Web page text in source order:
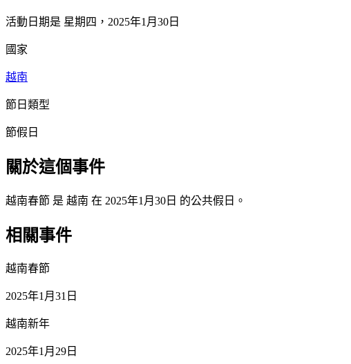
活動日期是 星期四，2025年1月30日
國家
越南
節日類型
節假日
關於這個事件
越南春節 是 越南 在 2025年1月30日 的公共假日。
相關事件
越南春節
2025年1月31日
越南新年
2025年1月29日